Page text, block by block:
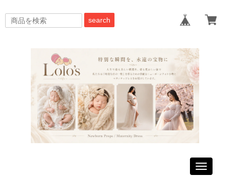
search
Toggle